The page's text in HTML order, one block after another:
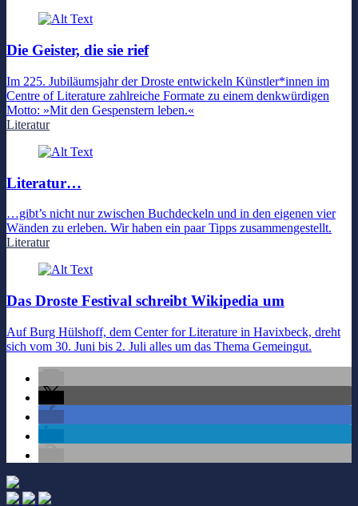
Die Geister, die sie rief
Im 225. Jubiläumsjahr der Droste entwickeln Künstler*innen im
Centre of Literature zahlreiche Formate zu einem denkwürdigen
Motto: »Mit den Gespenstern leben.«
Literatur
Literatur…
…gibt’s nicht nur zwischen Buchdeckeln und in den eigenen vier
Wänden zu erleben. Wir haben ein paar Tipps zusammengestellt.
Literatur
Das Droste Festival schreibt Wikipedia um
Auf Burg Hülshoff, dem Center for Literature in Havixbeck, dreht
sich vom 30. Juni bis 2. Juli alles um das Thema Gemeingut.